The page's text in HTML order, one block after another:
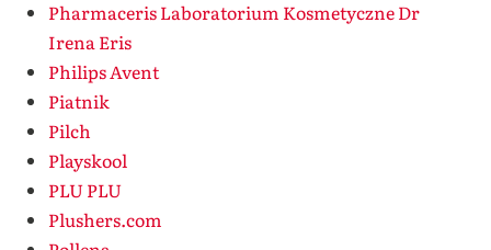
Pharmaceris Laboratorium Kosmetyczne Dr
Irena Eris
Philips Avent
Piatnik
Pilch
Playskool
PLU PLU
Plushers.com